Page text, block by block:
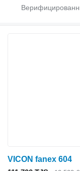
VICON fanex 604